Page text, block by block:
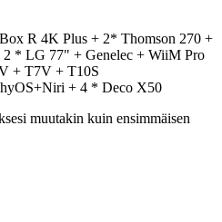
R 4K Plus + 2* Thomson 270 +
* LG 77" + Genelec + WiiM Pro
+ T7V + T10S
+ 4 * Deco X50
muutakin kuin ensimmäisen